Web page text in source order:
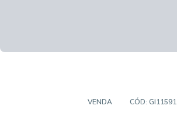
VENDA CÓD: GI11591